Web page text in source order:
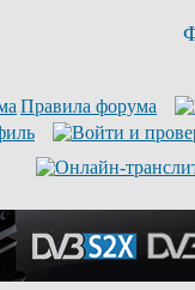
Правила форума